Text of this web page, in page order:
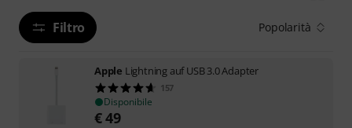
Filtro Popolarità
Apple Lightning auf USB 3.0 Adapter
157
Disponibile
€49